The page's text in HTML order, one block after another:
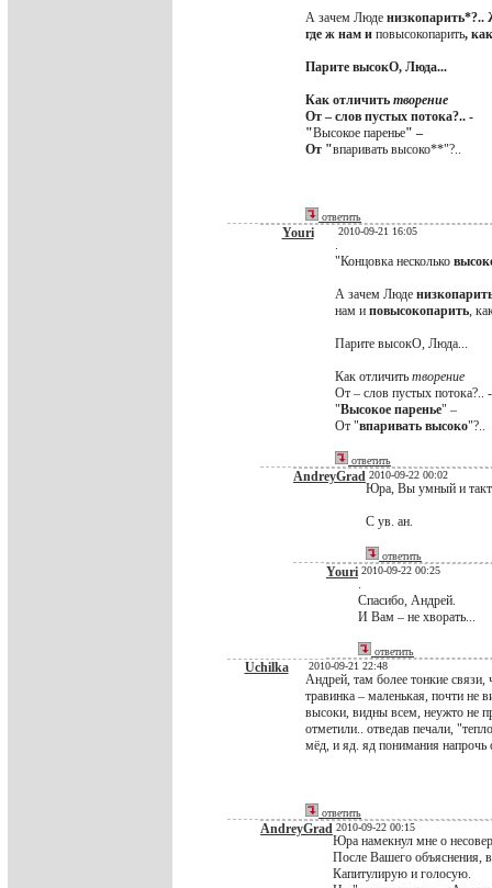
А зачем Люде низкопарить*?..
где ж нам и повысокопарить,
Парите высокО, Люда...
Как отличить творение
От – слов пустых потока?.. -
"Высокое паренье" –
От "впаривать высоко**"?..
ответить
Youri 2010-09-21 16:05
.
"Концовка несколько
А зачем Люде
нам и повысокопарить,
Парите высокО, Люда...
Как отличить творение
От – слов пустых потока?.. -
"Высокое паренье" –
От "впаривать высоко"?..
ответить
AndreyGrad 2010-09-22 00:02
Юра, Вы умный и
С ув. ан.
ответить
Youri 2010-09-22 00:25
.
Спасибо, Андрей.
И Вам – не хворать...
ответить
Uchilka 2010-09-21 22:48
Андрей, там более тонкие связи,
травинка – маленькая, почти не
высоки, видны всем, неужто не
отметили.. отведав печали,
мёд, и яд. яд понимания напрочь
ответить
AndreyGrad 2010-09-22 00:15
Юра намекнул мне о
После Вашего объяснения,
Капитулирую и голосую.